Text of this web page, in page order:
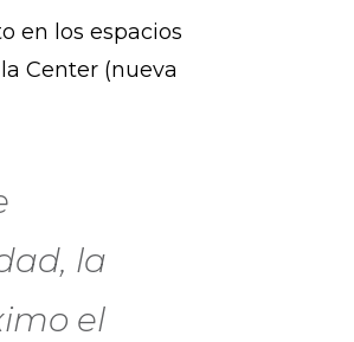
en los espacios
Center (nueva
la
el